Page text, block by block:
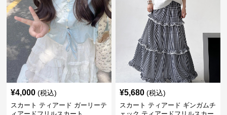
¥4,000 (税込)
スカート ティアード ガーリーテ
¥5,680 (税込)
スカート ティアード ギンガムチ